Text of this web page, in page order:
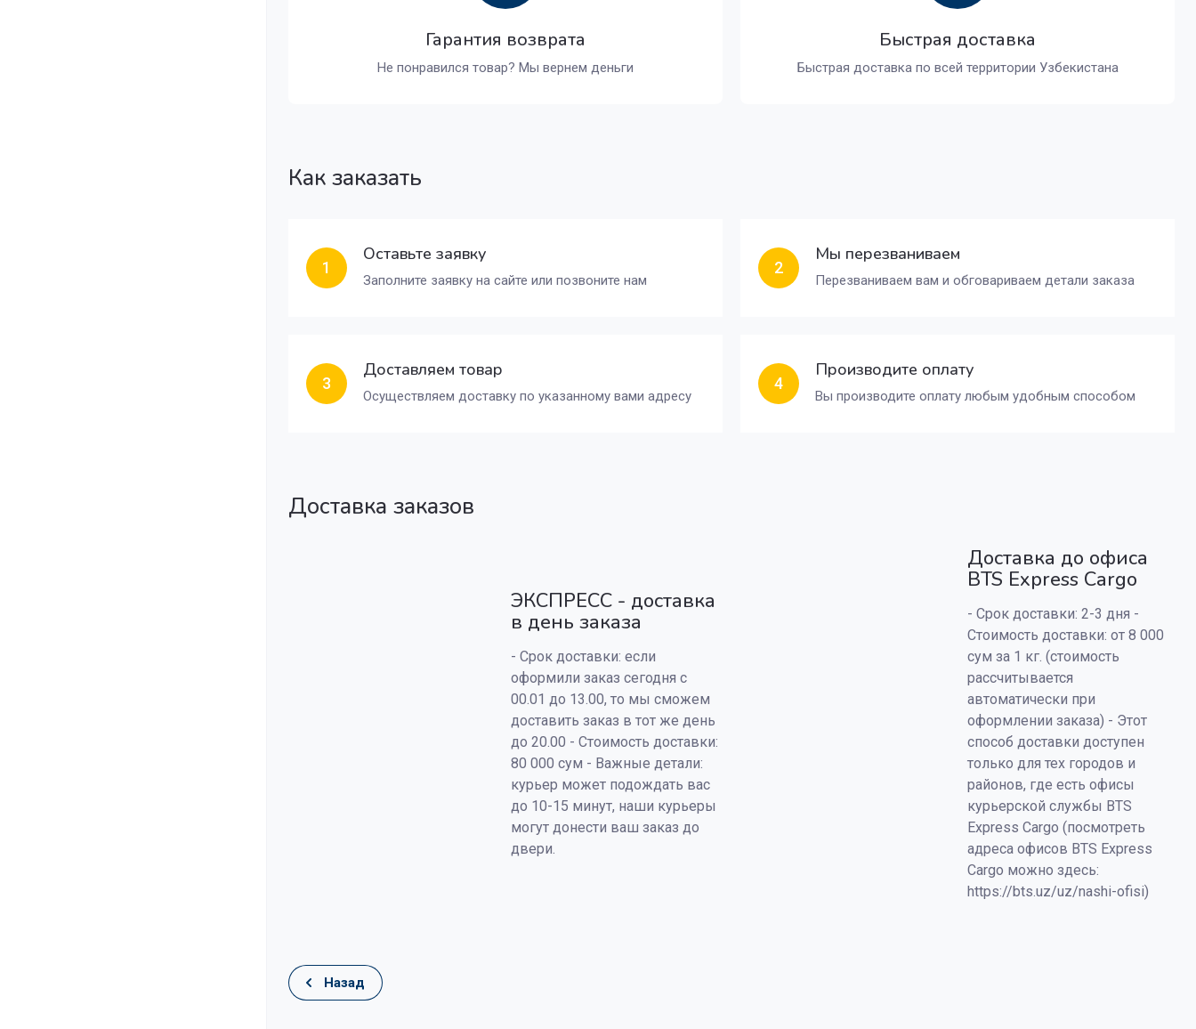
Гарантия возврата
Не понравился товар? Мы вернем деньги
Быстрая доставка
Быстрая доставка по всей территории Узбекистана
Как заказать
1
Оставьте заявку
Заполните заявку на сайте или позвоните нам
2
Мы перезваниваем
Перезваниваем вам и обговариваем детали заказа
3
Доставляем товар
Осуществляем доставку по указанному вами адресу
4
Производите оплату
Вы производите оплату любым удобным способом
Доставка заказов
ЭКСПРЕСС - доставка
в день заказа
- Срок доставки: если
оформили заказ сегодня с
00.01 до 13.00, то мы сможем
доставить заказ в тот же день
до 20.00 - Стоимость доставки:
80 000 сум - Важные детали:
курьер может подождать вас
до 10-15 минут, наши курьеры
могут донести ваш заказ до
двери.
Доставка до офиса
BTS Express Cargo
- Срок доставки: 2-3 дня -
Стоимость доставки: от 8 000
сум за 1 кг. (стоимость
рассчитывается
автоматически при
оформлении заказа) - Этот
способ доставки доступен
только для тех городов и
районов, где есть офисы
курьерской службы BTS
Express Cargo (посмотреть
адреса офисов BTS Express
Cargo можно здесь:
https://bts.uz/uz/nashi-ofisi)
Назад